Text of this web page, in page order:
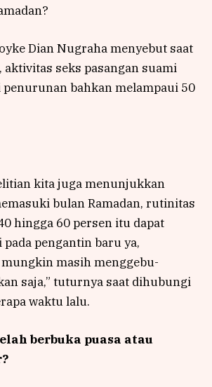
Dian Nugraha menyebut saat
aktivitas seks pasangan suami
bahkan melampaui 50
kita juga menunjukkan
bulan Ramadan, rutinitas
hingga 60 persen itu dapat
pada pengantin baru ya,
masih menggebu-
saja,” tuturnya saat dihubungi
waktu lalu.
berbuka puasa atau